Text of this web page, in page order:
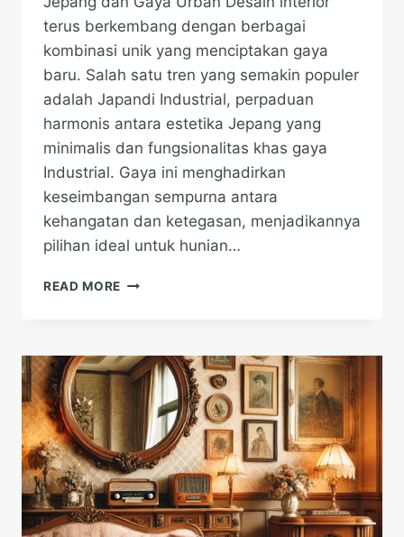
terus berkembang dengan berbagai
kombinasi unik yang menciptakan gaya
baru. Salah satu tren yang semakin populer
adalah Japandi Industrial, perpaduan
harmonis antara estetika Jepang yang
minimalis dan fungsionalitas khas gaya
Industrial. Gaya ini menghadirkan
keseimbangan sempurna antara
kehangatan dan ketegasan, menjadikannya
pilihan ideal untuk hunian…
READ MORE JAPANDI
JEPANG
DAN
GAYA
URBAN